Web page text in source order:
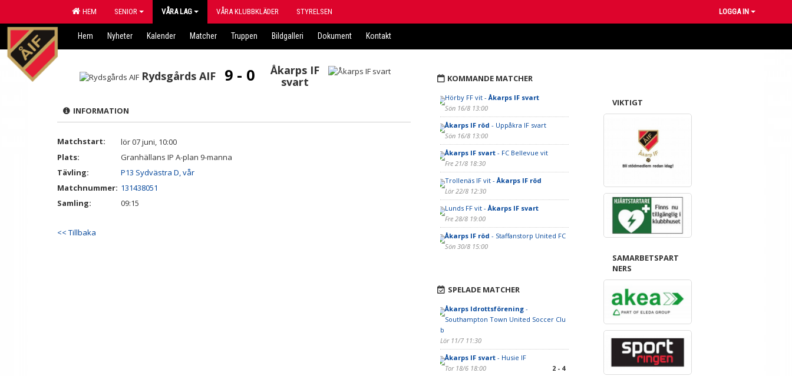
HEM SENIOR VÅRA LAG VÅRA KLUBBKLÄDER STYRELSEN LOGGA IN
Hem Nyheter Kalender Matcher Truppen Bildgalleri Dokument Kontakt
Rydsgårds AIF 9 - 0
Åkarps IF
svart
INFORMATION
Matchstart:
lör 07 juni, 10:00
Plats:
Granhällans IP A-plan 9-manna
Tävling:
P13 Sydvästra D, vår
Matchnummer: 131438051
Samling:
09:15
<< Tillbaka
KOMMANDE MATCHER
Hörby FF vit -Åkarps IF svart
Sön 16/8 13:00
Åkarps IF röd - Uppåkra IF svart
Sön 16/8 13:00
Åkarps IF svart- FC Bellevue vit
Fre 21/8 18:30
Trollenäs IF vit -Åkarps IF röd
Lör 22/8 12:30
Lunds FF vit -Åkarps IF svart
Fre 28/8 19:00
Åkarps IF röd - Staffanstorp United FC
Sön 30/8 15:00
SPELADE MATCHER
Åkarps Idrottsförening-
Southampton Town United Soccer Clu
b
Lör 11/7 11:30
Åkarps IF svart- Husie IF
Tor 18/6 18:00
2 - 4
VIKTIGT
SAMARBETSPART
NERS